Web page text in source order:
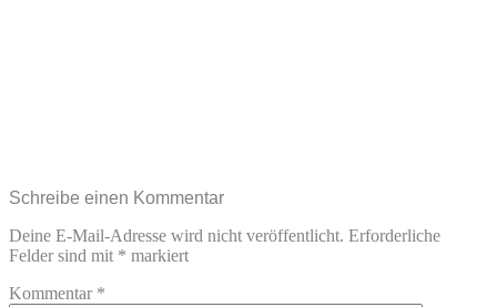
Schreibe einen Kommentar
Deine E-Mail-Adresse wird nicht veröffentlicht. Erforderliche
Felder sind mit * markiert
Kommentar *